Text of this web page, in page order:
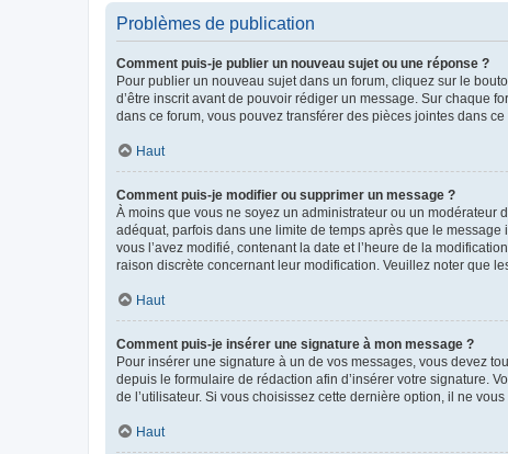
Problèmes de publication
Comment puis-je publier un nouveau sujet ou une réponse ?
Pour publier un nouveau sujet dans un forum, cliquez sur le
d’être inscrit avant de pouvoir rédiger un message. Sur chaque
dans ce forum, vous pouvez transférer des pièces jointes dans ce
Haut
Comment puis-je modifier ou supprimer un message ?
À moins que vous ne soyez un administrateur ou un modérateur
adéquat, parfois dans une limite de temps après que le
vous l’avez modifié, contenant la date et l’heure de la
raison discrète concernant leur modification. Veuillez noter que
Haut
Comment puis-je insérer une signature à mon message ?
Pour insérer une signature à un de vos messages, vous devez
depuis le formulaire de rédaction afin d’insérer votre signature.
de l’utilisateur. Si vous choisissez cette dernière option, il ne
Haut